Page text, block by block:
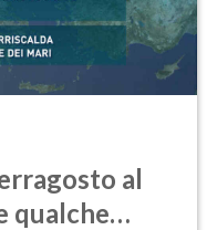
al
qualche